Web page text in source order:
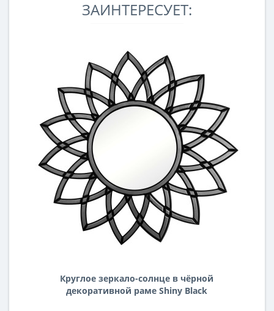
ЗАИНТЕРЕСУЕТ:
Круглое зеркало-солнце в чёрной
декоративной раме Shiny Black